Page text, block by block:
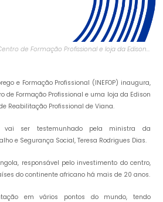
de Formação Profissional e loja da Edison
e Formação Profissional (INEFOP) inaugura,
de Formação Profissional e uma loja da Edison
Reabilitação Profissional de Viana.
ser testemunhado pela ministra da
e Segurança Social, Teresa Rodrigues Dias.
responsável pelo investimento do centro,
do continente africano há mais de 20 anos.
em vários pontos do mundo, tendo